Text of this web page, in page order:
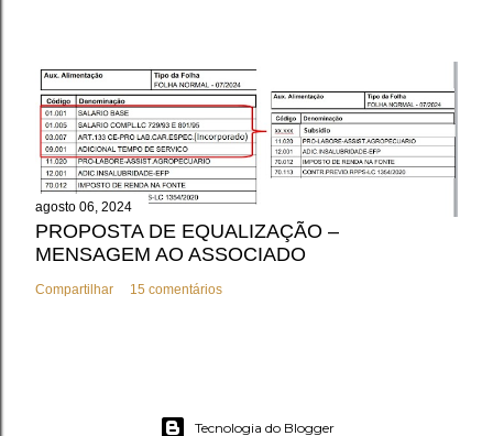
agosto 06, 2024
PROPOSTA DE EQUALIZAÇÃO –
MENSAGEM AO ASSOCIADO
Compartilhar 15 comentários
Tecnologia do Blogger